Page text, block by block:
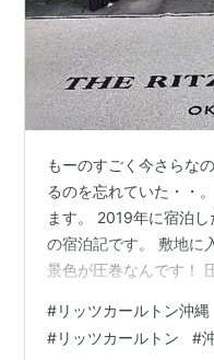
もーのすごく今さらな
るのを忘れていた・・
ます。 2019年に宿泊し
の宿泊記です。 敷地に
景色が圧巻なんです！
べてが素敵でした。 一
んな感じです（笑） 沖
#リッツカールトン沖縄
#リッツカールトン #